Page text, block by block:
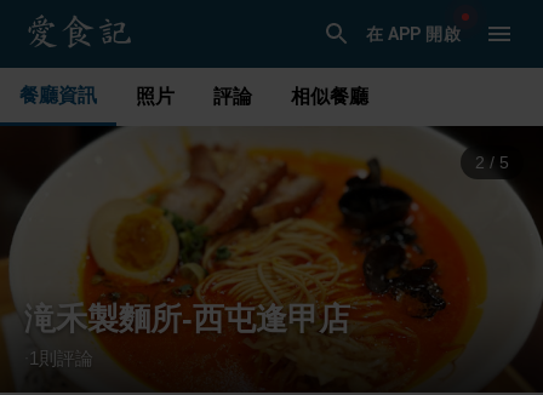
在 APP 開啟
餐廳資訊 照片 評論 相似餐廳
3 / 5
滝禾製麵所-西屯逢甲店
1 則評論